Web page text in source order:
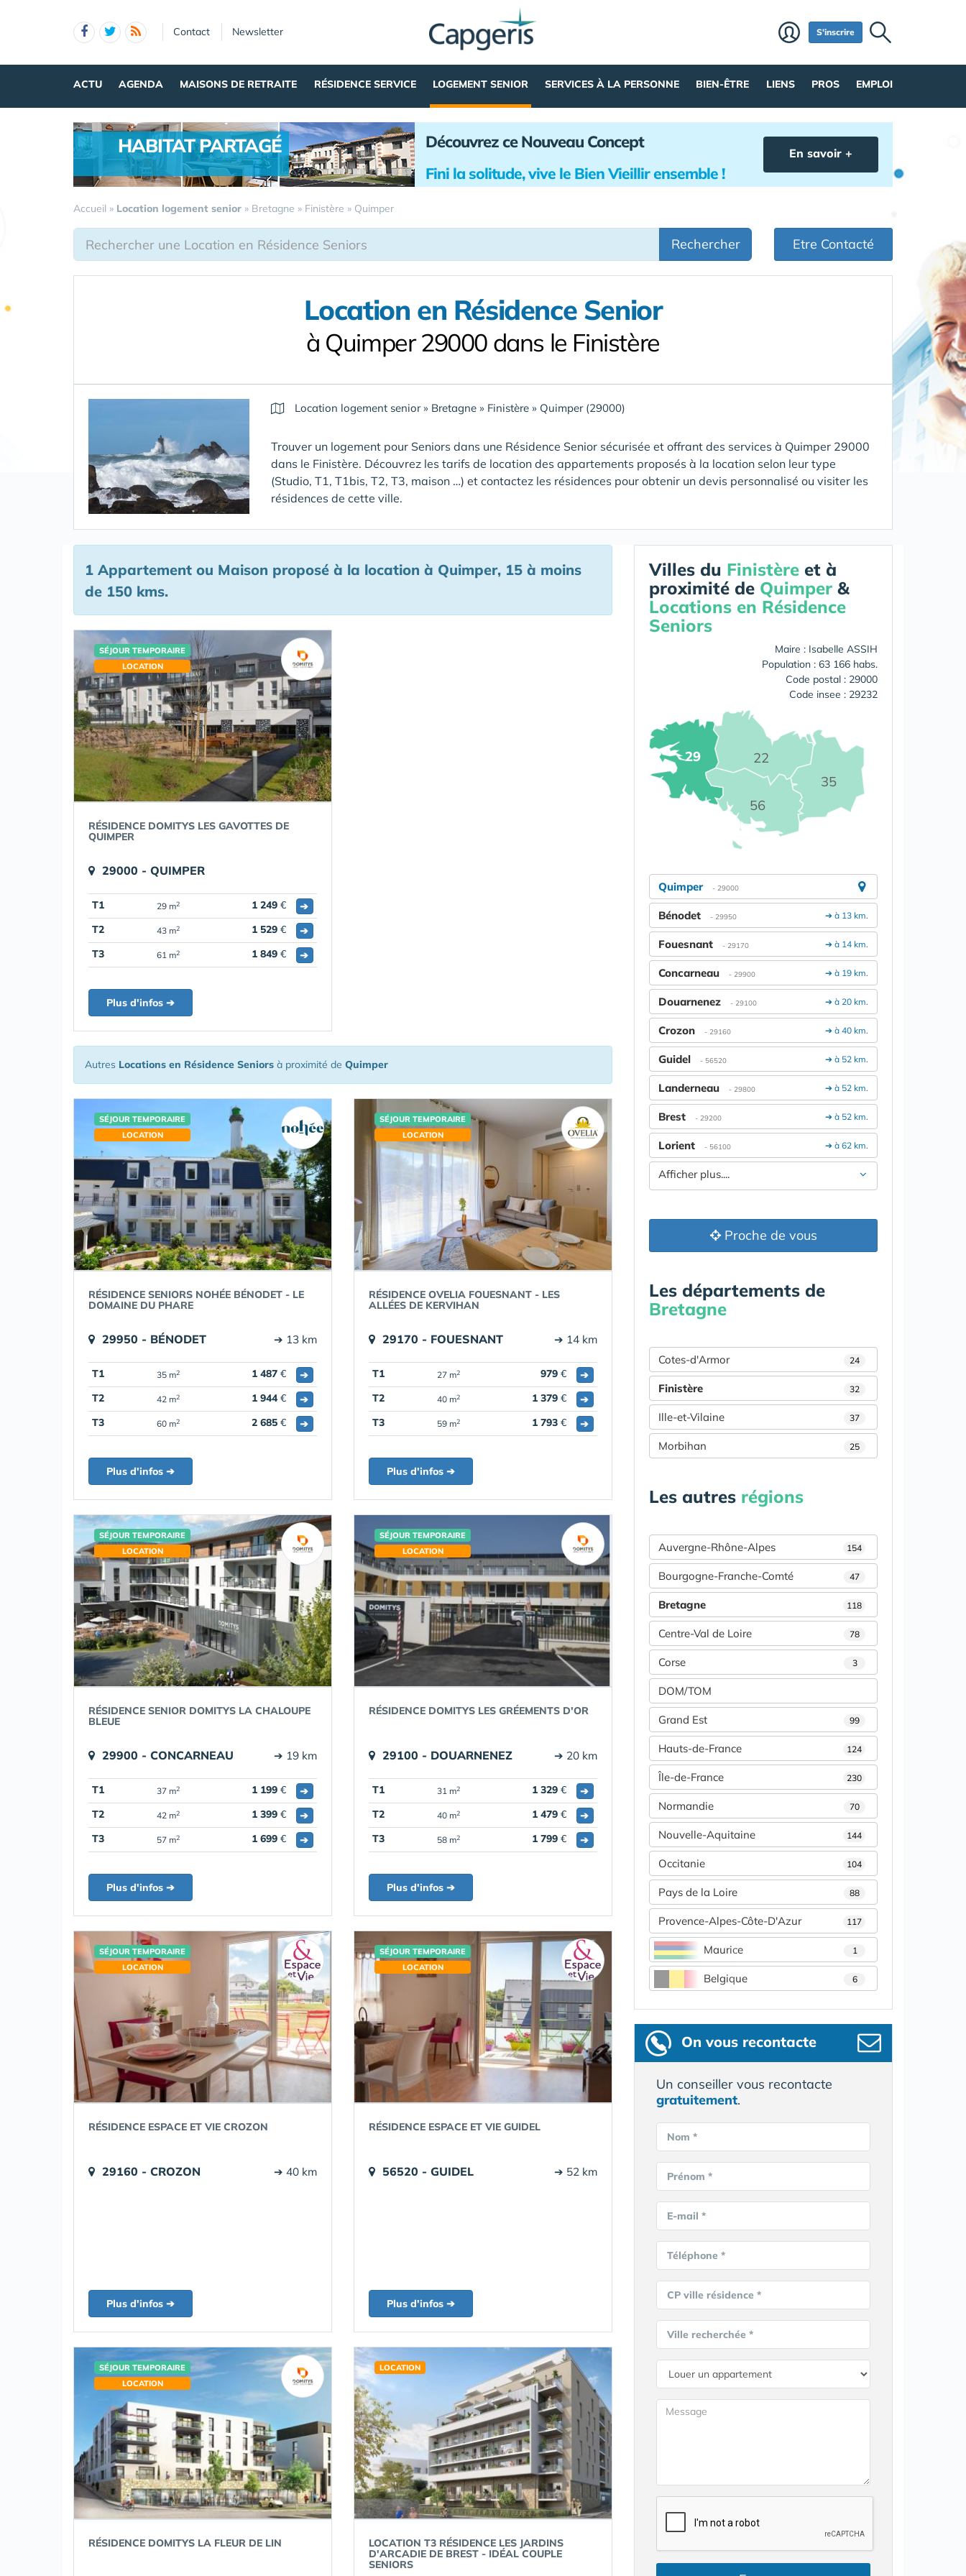
Contact Newsletter S'inscrire
ACTU AGENDA MAISONS DE RETRAITE RÉSIDENCE SERVICE LOGEMENT SENIOR SERVICES À LA PERSONNE BIEN-ÊTRE LIENS PROS EMPLOI
HABITAT PARTAGÉ Découvrez ce Nouveau Concept
Fini la solitude, vive le Bien Vieillir ensemble !
En savoir +
Accueil » Location logement senior » Bretagne » Finistère » Quimper
Rechercher Etre Contacté
Location en Résidence Senior
à Quimper 29000 dans le Finistère
Location logement senior» Bretagne » Finistère » Quimper (29000)
Trouver un logement pour Seniors dans une Résidence Senior sécurisée et offrant des services à Quimper 29000
dans le Finistère. Découvrez les tarifs de location des appartements proposés à la location selon leur type
(Studio, T1, T1bis, T2, T3, maison …) et contactez les résidences pour obtenir un devis personnalisé ou visiter les
résidences de cette ville.
1 Appartement ou Maison proposé à la location à Quimper, 15 à moins
de 150 kms.
SÉJOUR TEMPORAIRE
LOCATION
RÉSIDENCE DOMITYS LES GAVOTTES DE
QUIMPER
29000 - QUIMPER
T1 29 m2 1 249 €
➔
T2
43 m2 1 529 €
➔
T3
61 m2 1 849 € ➔
Plus d'infos ➔
Autres Locations en Résidence Seniors à proximité de Quimper
SÉJOUR TEMPORAIRE
LOCATION
RÉSIDENCE SENIORS NOHÉE BÉNODET - LE
DOMAINE DU PHARE
29950 - BÉNODET ➔ 13 km
T1 35 m2 1 487 €
➔
T2
42 m2 1 944€
➔
T3
60 m2 2 685 € ➔
Plus d'infos ➔
SÉJOUR TEMPORAIRE
LOCATION
RÉSIDENCE OVELIA FOUESNANT - LES
ALLÉES DE KERVIHAN
29170 - FOUESNANT ➔ 14 km
T1 27 m2 979 €
➔
T2
40 m2 1 379 €
➔
T3
59 m2 1 793 € ➔
Plus d'infos ➔
SÉJOUR TEMPORAIRE
LOCATION
RÉSIDENCE SENIOR DOMITYS LA CHALOUPE
BLEUE
29900 - CONCARNEAU ➔ 19 km
T1 37 m2 1 199 €
➔
T2
42 m2 1 399 €
➔
T3
57 m2 1 699 € ➔
Plus d'infos ➔
SÉJOUR TEMPORAIRE
LOCATION
RÉSIDENCE DOMITYS LES GRÉEMENTS D'OR
29100 - DOUARNENEZ ➔ 20 km
T1 31 m2 1 329 €
➔
T2
40 m2 1 479 €
➔
T3
58 m2 1 799 € ➔
Plus d'infos ➔
SÉJOUR TEMPORAIRE
LOCATION
RÉSIDENCE ESPACE ET VIE CROZON
29160 - CROZON ➔ 40 km
Plus d'infos ➔
SÉJOUR TEMPORAIRE
LOCATION
RÉSIDENCE ESPACE ET VIE GUIDEL
56520 - GUIDEL ➔ 52 km
Plus d'infos ➔
SÉJOUR TEMPORAIRE
LOCATION
RÉSIDENCE DOMITYS LA FLEUR DE LIN
LOCATION
LOCATION T3 RÉSIDENCE LES JARDINS
D'ARCADIE DE BREST - IDÉAL COUPLE
SENIORS
Villes du Finistère et à
proximité de Quimper &
Locations en Résidence
Seniors
Maire : Isabelle ASSIH
Population : 63 166 habs.
Code postal : 29000
Code insee : 29232
22
29
35
56
Quimper - 29000
➔ à 13 km.
Bénodet - 29950
➔ à 14 km.
Fouesnant - 29170
➔ à 19 km.
Concarneau - 29900
➔ à 20 km.
Douarnenez - 29100
➔ à 40 km.
Crozon - 29160
➔ à 52 km.
Guidel - 56520
➔ à 52 km.
Landerneau - 29800
➔ à 52 km.
Brest - 29200
➔ à 62 km.
Lorient - 56100
Afficher plus....
Proche de vous
Les départements de
Bretagne
Cotes-d'Armor 24
Finistère 32
Ille-et-Vilaine 37
Morbihan 25
Les autres régions
Auvergne-Rhône-Alpes 154
Bourgogne-Franche-Comté 47
Bretagne 118
Centre-Val de Loire 78
Corse 3
DOM/TOM
Grand Est 99
Hauts-de-France 124
Île-de-France 230
Normandie 70
Nouvelle-Aquitaine 144
Occitanie 104
Pays de la Loire 88
Provence-Alpes-Côte-D'Azur 117
Maurice 1
Belgique 6
On vous recontacte
Un conseiller vous recontacte
gratuitement.
Nom *
Prénom *
E-mail *
Téléphone *
CP ville résidence *
Ville recherchée *